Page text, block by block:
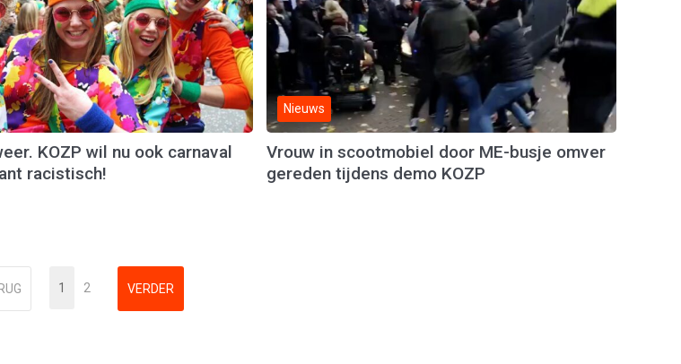
KOZP wil nu ook carnaval
racistisch!
Nieuws
Vrouw in scootmobiel door ME-busje omver
gereden tijdens demo KOZP
1 2 VERDER